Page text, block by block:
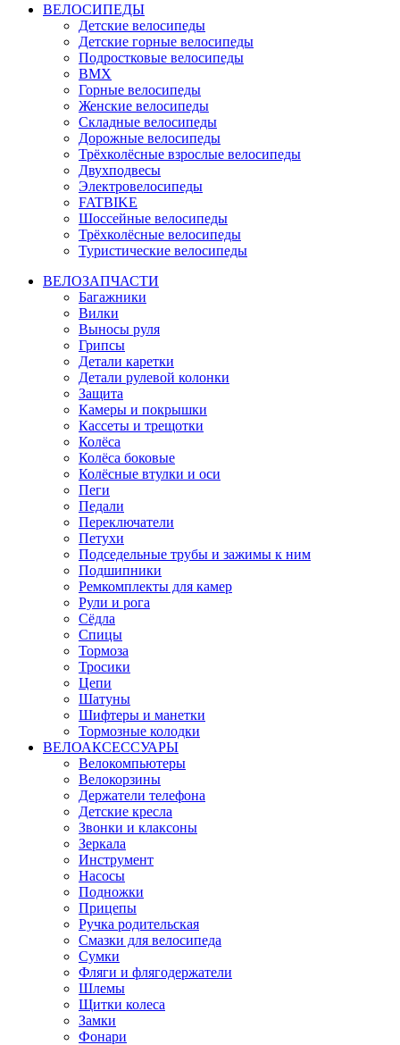
ВЕЛОСИПЕДЫ
Детские велосипеды
Детские горные велосипеды
Подростковые велосипеды
BMX
Горные велосипеды
Женские велосипеды
Складные велосипеды
Дорожные велосипеды
Трёхколёсные взрослые велосипеды
Двухподвесы
Электровелосипеды
FATBIKE
Шоссейные велосипеды
Трёхколёсные велосипеды
Туристические велосипеды
ВЕЛОЗАПЧАСТИ
Багажники
Вилки
Выносы руля
Грипсы
Детали каретки
Детали рулевой колонки
Защита
Камеры и покрышки
Кассеты и трещотки
Колёса
Колёса боковые
Колёсные втулки и оси
Пеги
Педали
Переключатели
Петухи
Подседельные трубы и зажимы к ним
Подшипники
Ремкомплекты для камер
Рули и рога
Сёдла
Спицы
Тормоза
Тросики
Цепи
Шатуны
Шифтеры и манетки
Тормозные колодки
ВЕЛОАКСЕССУАРЫ
Велокомпьютеры
Велокорзины
Держатели телефона
Детские кресла
Звонки и клаксоны
Зеркала
Инструмент
Насосы
Подножки
Прицепы
Ручка родительская
Смазки для велосипеда
Сумки
Фляги и флягодержатели
Шлемы
Щитки колеса
Замки
Фонари